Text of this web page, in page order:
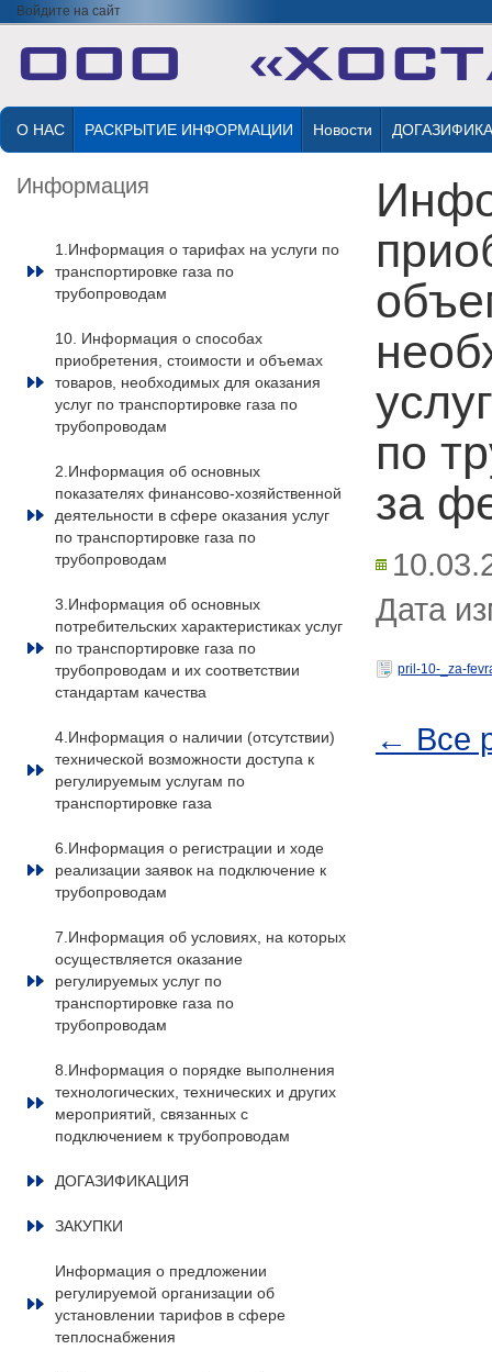
Войдите на сайт
О НАС РАСКРЫТИЕ ИНФОРМАЦИИ Новости
Информация
1.Информация о тарифах на услуги по
транспортировке газа по
трубопроводам
10. Информация о способах
приобретения, стоимости и объемах
товаров, необходимых для оказания
услуг по транспортировке газа по
трубопроводам
2.Информация об основных
показателях финансово-хозяйственной
деятельности в сфере оказания услуг
по транспортировке газа по
трубопроводам
3.Информация об основных
потребительских характеристиках услуг
по транспортировке газа по
трубопроводам и их соответствии
стандартам качества
4.Информация о наличии (отсутствии)
технической возможности доступа к
регулируемым услугам по
транспортировке газа
6.Информация о регистрации и ходе
реализации заявок на подключение к
трубопроводам
7.Информация об условиях, на которых
осуществляется оказание
регулируемых услуг по
транспортировке газа по
трубопроводам
8.Информация о порядке выполнения
технологических, технических и других
мероприятий, связанных с
подключением к трубопроводам
ДОГАЗИФИКАЦИЯ
ЗАКУПКИ
Информация о предложении
регулируемой организации об
установлении тарифов в сфере
теплоснабжения
по
за
Дата
pril-10-_za-
← Все